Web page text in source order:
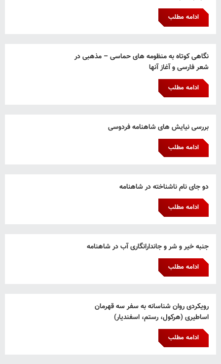
ادامه مطلب
نگاهی کوتاه به منظومه های حماسی – مذهبی در
شعر فارسی و آغاز آنها
ادامه مطلب
بررسی نیایش های شاهنامه فردوسی
ادامه مطلب
دو جای نام ناشناخته در شاهنامه
ادامه مطلب
جنبه خیر و شر و جاندارانگاری آب در شاهنامه
ادامه مطلب
رویکردی روان شناسانه به سفر سه قهرمان
اساطیری (هرکول، رستم، اسفندیار)
ادامه مطلب